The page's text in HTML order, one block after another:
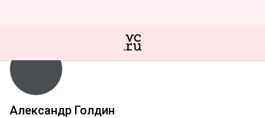
Александр Голдин